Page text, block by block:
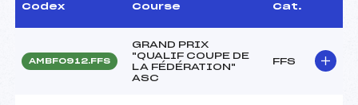
Codex Course Cat.
AMBF0912.FFS
GRAND PRIX
"QUALIF COUPE DE
LA FÉDÉRATION"
ASC
FFS